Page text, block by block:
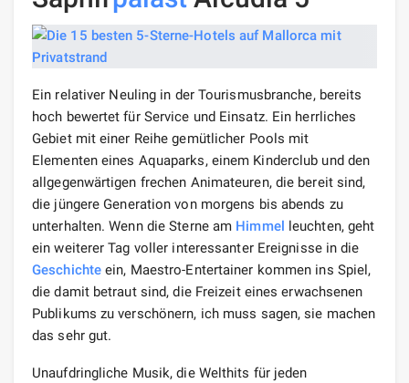
Ein relativer Neuling in der Tourismusbranche, bereits
hoch bewertet für Service und Einsatz. Ein herrliches
Gebiet mit einer Reihe gemütlicher Pools mit
Elementen eines Aquaparks, einem Kinderclub und den
allgegenwärtigen frechen Animateuren, die bereit sind,
die jüngere Generation von morgens bis abends zu
unterhalten. Wenn die Sterne am Himmel leuchten, geht
ein weiterer Tag voller interessanter Ereignisse in die
Geschichte ein, Maestro-Entertainer kommen ins Spiel,
die damit betraut sind, die Freizeit eines erwachsenen
Publikums zu verschönern, ich muss sagen, sie machen
das sehr gut.
Unaufdringliche Musik, die Welthits für jeden